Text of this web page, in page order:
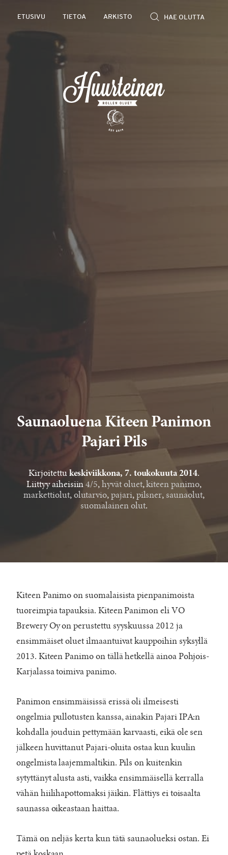
ETUSIVU TIETOA ARKISTO
Saunaoluena Kiteen Panimon
Pajari Pils
Kirjoitettu keskiviikkona, 7. toukokuuta 2014.
Liittyy aiheisiin4/5,hyvät oluet,kiteen panimo,
markettiolut, olutarvio,pajari, pilsner,saunaolut,
suomalainen olut.
Kiteen Panimo on suomalaisista pienpanimoista
tuoreimpia tapauksia. Kiteen Panimon eli VO
Brewery Oy on perustettu syyskuussa 2012 ja
ensimmäiset oluet ilmaantuivat kauppoihin syksyllä
2013. Kiteen Panimo on tällä hetkellä ainoa Pohjois-
Karjalassa toimiva panimo.
Panimon ensimmäisissä erissä oli ilmeisesti
ongelmia pullotusten kanssa, ainakin Pajari IPA:n
kohdalla jouduin pettymään karvaasti, eikä ole sen
jälkeen huvittanut Pajari-oluita ostaa kun kuulin
ongelmista laajemmaltikin. Pils on kuitenkin
sytyttänyt alusta asti, vaikka ensimmäisellä kerralla
vähän hiilihapottomaksi jäikin. Flättiys ei toisaalta
saunassa oikeastaan haittaa.
Tämä on neljäs kerta kun tätä saunaolueksi ostan. Ei